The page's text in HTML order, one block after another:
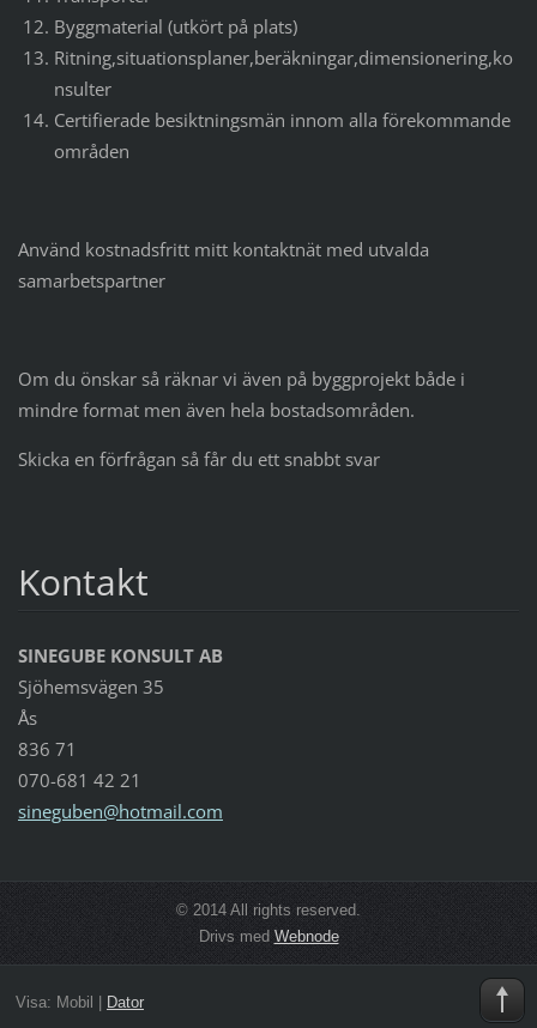
Byggmaterial (utkört på plats)
Ritning,situationsplaner,beräkningar,dimensionering,ko
nsulter
Certifierade besiktningsmän innom alla förekommande
områden
Använd kostnadsfritt mitt kontaktnät med utvalda
samarbetspartner
Om du önskar så räknar vi även på byggprojekt både i
mindre format men även hela bostadsområden.
Skicka en förfrågan så får du ett snabbt svar
Kontakt
SINEGUBE KONSULT AB
Sjöhemsvägen 35
Ås
836 71
070-681 42 21
sineguben@hotmail.com
© 2014 All rights reserved.
Drivs medWebnode
Visa: Mobil Dator